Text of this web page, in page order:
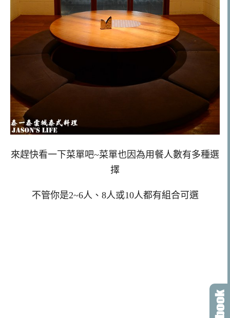
來趕快看一下菜單吧~菜單也因為用餐人數有多種選
擇
不管你是2~6人、8人或10人都有組合可選